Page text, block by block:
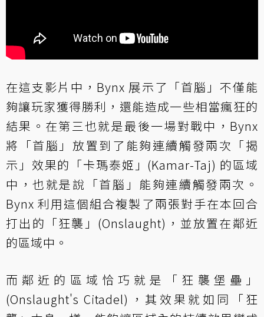
在這支影片中，Bynx 展示了「首腦」不僅能
夠讓玩家獲得勝利，還能造成一些相當瘋狂的
結果。在第三也就是最後一場對戰中，Bynx
將「首腦」放置到了能夠連續觸發兩次「揭
示」效果的「卡瑪泰姬」(Kamar-Taj) 的區域
中，也就是說「首腦」能夠連續觸發兩次。
Bynx 利用這個組合複製了兩張對手在本回合
打出的「狂襲」(Onslaught)，並放置在鄰近
的區域中。
而鄰近的區域恰巧就是「狂襲堡壘」
(Onslaught's Citadel)，其效果就如同「狂